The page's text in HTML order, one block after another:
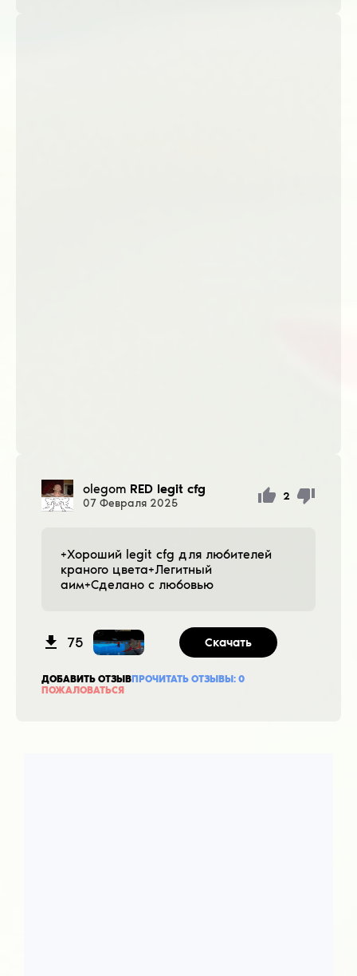
olegom RED legit cfg
07 Февраля 2025
2
+Хороший legit cfg для любителей
краного цвета+Легитный
аим+Сделано с любовью
75 Скачать
ДОБАВИТЬ ОТЗЫВПРОЧИТАТЬ ОТЗЫВЫ: 0
ПОЖАЛОВАТЬСЯ